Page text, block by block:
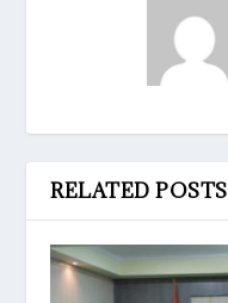
RELATED POSTS